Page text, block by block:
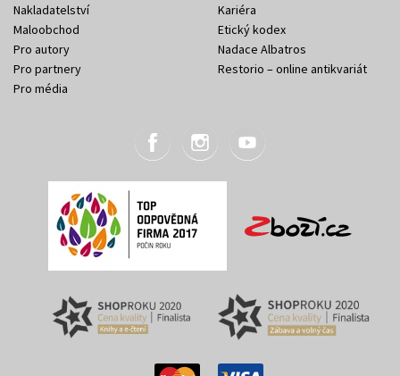
Nakladatelství
Maloobchod
Pro autory
Pro partnery
Pro média
Kariéra
Etický kodex
Nadace Albatros
Restorio – online antikvariát